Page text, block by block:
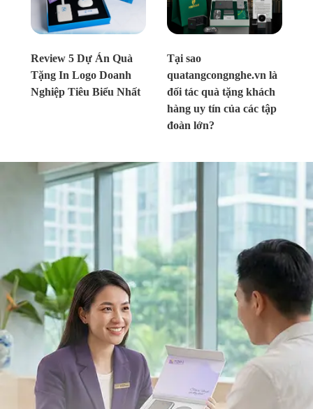
Review 5 Dự Án Quà
Tặng In Logo Doanh
Nghiệp Tiêu Biểu Nhất
Tại sao
quatangcongnghe.vn là
đối tác quà tặng khách
hàng uy tín của các tập
đoàn lớn?